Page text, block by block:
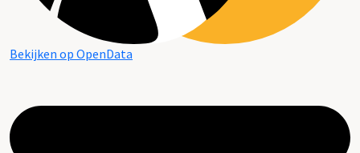
Bekijken op OpenData